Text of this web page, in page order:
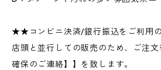
★★コンビニ決済/銀行振込をご利用
店頭と並行しての販売のため、ご注
確保のご連絡】】を致します。